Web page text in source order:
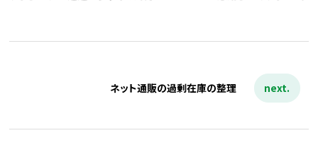
next.
ネット通販の過剰在庫の整理